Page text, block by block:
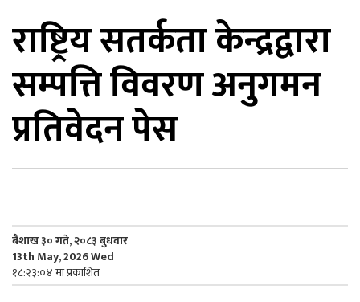
राष्ट्रिय सतर्कता केन्द्रद्वारा
सम्पत्ति विवरण अनुगमन
प्रतिवेदन पेस
बैशाख ३० गते, २०८३ बुधवार
13th May, 2026 Wed
१८:२३:०४ मा प्रकाशित